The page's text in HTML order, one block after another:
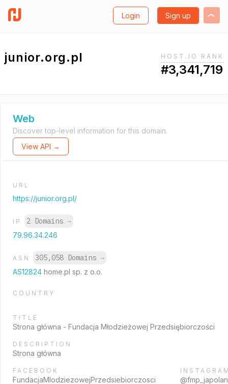
Login Sign up
junior.org.pl HOST.IO RANK
#3,341,719
Web
Discover top-level information for this domain.
View API →
URL
https://junior.org.pl/
IP 2 Domains →
79.96.34.246
ASN 305,058 Domains →
AS12824 home.pl sp. z o.o.
COUNTRY
TITLE
Strona główna - Fundacja Młodzieżowej Przedsiębiorczości
DESCRIPTION
Strona główna
FACEBOOK
FundacjaMlodziezowejPrzedsiebiorczosci